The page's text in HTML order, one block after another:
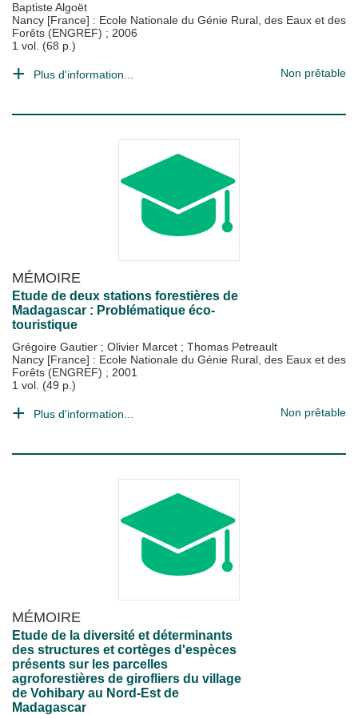
Baptiste Algoët
Nancy [France] : Ecole Nationale du Génie Rural, des Eaux et des
Forêts (ENGREF) ; 2006
1 vol. (68 p.)
Plus d'information... Non prêtable
MÉMOIRE
Etude de deux stations forestières de
Madagascar : Problématique éco-
touristique
Grégoire Gautier ; Olivier Marcet ; Thomas Petreault
Nancy [France] : Ecole Nationale du Génie Rural, des Eaux et des
Forêts (ENGREF) ; 2001
1 vol. (49 p.)
Plus d'information... Non prêtable
MÉMOIRE
Etude de la diversité et déterminants
des structures et cortèges d'espèces
présents sur les parcelles
agroforestières de girofliers du village
de Vohibary au Nord-Est de
Madagascar